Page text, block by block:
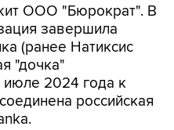
ООО "Бюрократ". В
завершила
(ранее Натиксис
"дочка"
июле 2024 года к
российская